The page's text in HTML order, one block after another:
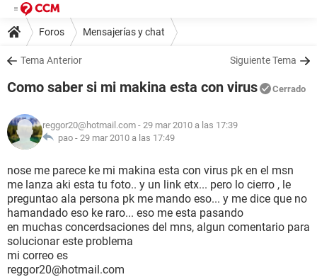
Foros Mensajerías y chat
Tema Anterior Siguiente Tema
Como saber si mi makina esta con virus Cerrado
reggor20@hotmail.com - 29 mar 2010 a las 17:39
pao - 29 mar 2010 a las 17:49
nose me parece ke mi makina esta con virus pk en el msn
me lanza aki esta tu foto.. y un link etx... pero lo cierro , le
preguntao ala persona pk me mando eso... y me dice que no
hamandado eso ke raro... eso me esta pasando
en muchas concerdsaciones del mns, algun comentario para
solucionar este problema
mi correo es
reggor20@hotmail.com